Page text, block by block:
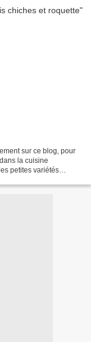
sur ce blog, pour
la cuisine
petites variétés